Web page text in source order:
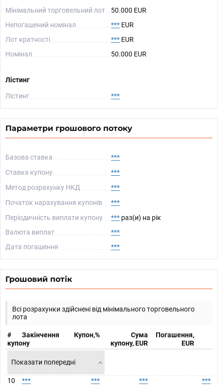
Мінімальний торговельний лот
50.000 EUR
Непогашений номінал
*** EUR
Лот кратності
*** EUR
Номінал
50.000 EUR
Лістинг
Лістинг ***
Параметри грошового потоку
Базова ставка
***
Ставка купону
***
Метод розрахунку НКД
***
Початок нарахування купонів
***
Періодичність виплати купону
*** раз(и) на рік
Валюта виплат
***
Дата погашення
***
Грошовий потік
Всі розрахунки здійснені від мінімального торговельного
лота
#
Закінчення
купону
Купон,%
Сума
купону, EUR
Погашення,
EUR
Показати попередні
10 *** *** ***
***